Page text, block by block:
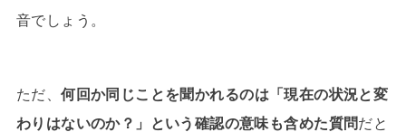
音でしょう。
ただ、何回か同じことを聞かれるのは「現在の状況と変
わりはないのか？」という確認の意味も含めた質問だと